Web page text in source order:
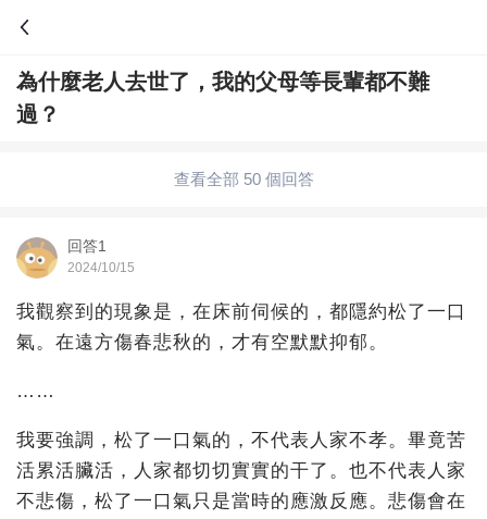
為什麼老人去世了，我的父母等長輩都不難
過？
查看全部 50 個回答
回答1
2024/10/15
我觀察到的現象是，在床前伺候的，都隱約松了一口
氣。在遠方傷春悲秋的，才有空默默抑郁。
……
我要強調，松了一口氣的，不代表人家不孝。畢竟苦
活累活臟活，人家都切切實實的干了。也不代表人家
不悲傷，松了一口氣只是當時的應激反應。悲傷會在
問答